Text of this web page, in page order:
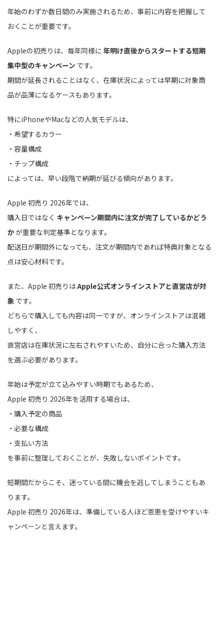
年始のわずか数日間のみ実施されるため、事前に内容を把握して
おくことが重要です。
Appleの初売りは、毎年同様に 年明け直後からスタートする短期
集中型のキャンペーン です。
期間が延長されることはなく、在庫状況によっては早期に対象商
品が品薄になるケースもあります。
特にiPhoneやMacなどの人気モデルは、
・希望するカラー
・容量構成
・チップ構成
によっては、早い段階で納期が延びる傾向があります。
Apple 初売り 2026年では、
購入日ではなく キャンペーン期間内に注文が完了しているかどう
かが重要な判定基準となります。
配送日が期間外になっても、注文が期間内であれば特典対象となる
点は安心材料です。
また、Apple 初売りはApple公式オンラインストアと直営店が対
象 です。
どちらで購入しても内容は同一ですが、オンラインストアは混雑
しやすく、
直営店は在庫状況に左右されやすいため、自分に合った購入方法
を選ぶ必要があります。
年始は予定が立て込みやすい時期でもあるため、
Apple 初売り 2026年を活用する場合は、
・購入予定の商品
・必要な構成
・支払い方法
を事前に整理しておくことが、失敗しないポイントです。
短期間だからこそ、迷っている間に機会を逃してしまうこともあ
ります。
Apple 初売り 2026年は、準備している人ほど恩恵を受けやすいキ
ャンペーンと言えます。